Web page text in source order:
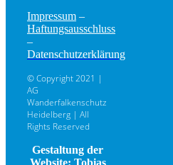
Impressum –
Haftungsausschluss
–
Datenschutzerklärung
© Copyright 2021 |
AG
Wanderfalkenschutz
Heidelberg | All
Rights Reserved
Gestaltung der